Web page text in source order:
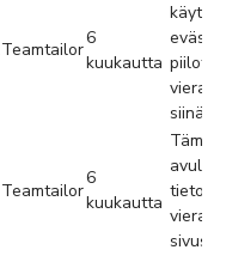
Teamtailor
6
kuukautta
siinä
Teamtailor
6
kuukautta
avulla
tietoa